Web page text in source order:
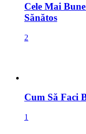
Cele Mai
Sănătos
2
Cum Să Faci
1